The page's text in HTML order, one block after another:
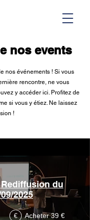
nos events
nos événements ! Si vous
rencontre, ne vous
y accéder ici. Profitez de
si vous y étiez. Ne laissez
!
du
2025
€ Acheter 39 €